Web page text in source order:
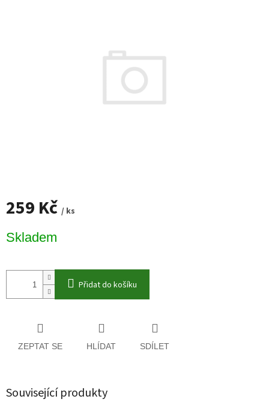
259 Kč / ks
cena:
Skladem
Přidat do košíku
ZEPTAT SE HLÍDAT SDÍLET
Související produkty